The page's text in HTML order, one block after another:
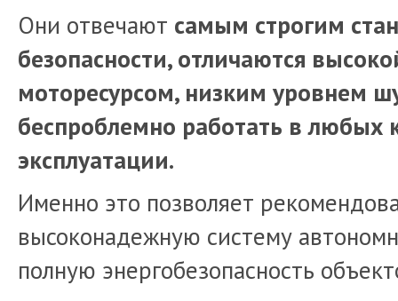
Они отвечают самым строгим
безопасности, отличаются
моторесурсом, низким уровнем
беспроблемно работать в любых
эксплуатации.
Именно это позволяет
высоконадежную систему
полную энергобезопасность